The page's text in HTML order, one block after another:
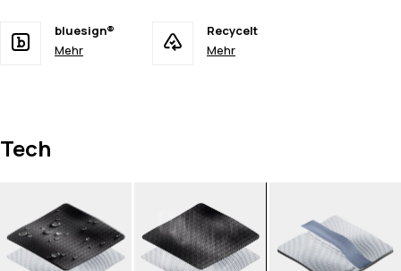
bluesign®
Mehr
Recycelt
Mehr
Tech